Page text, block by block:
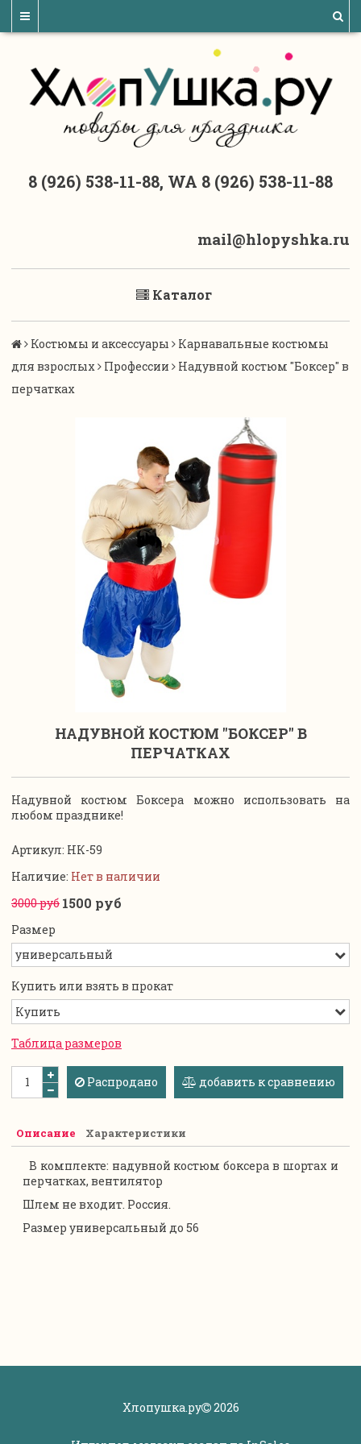
8 (926) 538-11-88, WA 8 (926) 538-11-88
mail@hlopyshka.ru
Каталог
Костюмы и аксессуары
Карнавальные костюмы
для взрослых
Профессии
Надувной костюм "Боксер" в
перчатках
НАДУВНОЙ КОСТЮМ "БОКСЕР" В
ПЕРЧАТКАХ
Надувной костюм Боксера можно использовать на
любом празднике!
Артикул: НК-59
Наличие: Нет в наличии
3000 руб 1500 руб
Размер
Купить или взять в прокат
Таблица размеров
Распродано добавить к сравнению
Описание Характеристики
В комплекте: надувной костюм боксера в шортах и
перчатках, вентилятор
Шлем не входит. Россия.
Размер универсальный до 56
Хлопушка.ру 2026